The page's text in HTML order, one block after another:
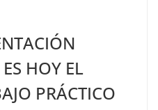
HOY EL
PRÁCTICO